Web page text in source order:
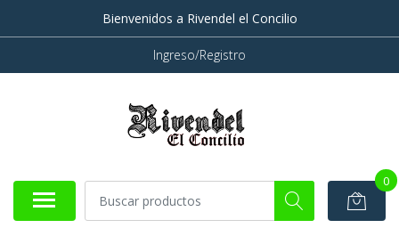
Bienvenidos a Rivendel el Concilio
Ingreso/Registro
0